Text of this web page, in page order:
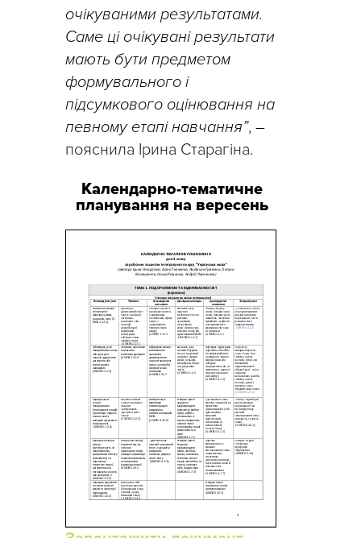
очікуваними результатами.
Саме ці очікувані результати
мають бути предметом
формувального і
підсумкового оцінювання на
певному етапі навчання”, –
пояснила Ірина Старагіна.
Календарно-тематичне
планування на вересень